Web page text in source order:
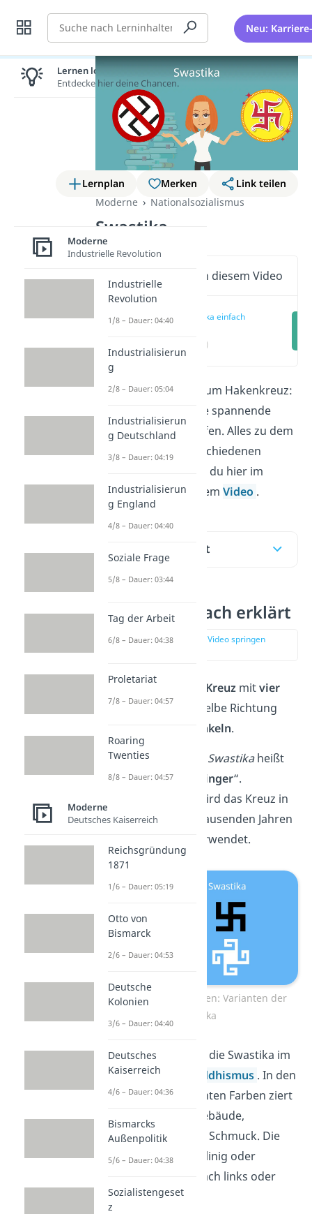
Suche Neu:
Lernplan Merken
Link teilen
Moderne
Nationalsozialismus
Swastika
Wichtige Inhalte in diesem Video
Swastika einfach
(00:17)
Vom Glückssymbol zum Hakenkreuz:
hat eine spannende
Geschichte durchlaufen. Alles zu dem
Symbol und den verschiedenen
Bedeutungen findest du hier im
Beitrag und in unserem Video .
Inhaltsübersicht
Swastika einfach erklärt
zur Stelle im Video springen
EineSwastika Kreuzmitvier
gleichlangen, in dieselbe Richtung
Schenkeln.
Das altindische Wort Swastikaheißt
so viel wie „Glücksbringer“.
Dementsprechend wird das Kreuz in
vielen Kulturen seit tausenden Jahren
verwendet.
Zu Aufklärungszwecken: Varianten der
Swastika
Besonders beliebt ist die Swastika im
Hinduismusund Buddhismus . In den
verschiedensten, bunten Farben ziert
das Glückssymbol Gebäude,
Kleidungsstücke und Schmuck. Die
Swastika kann geradlinig oder
verschnörkelt und nach links oder
rechts gerichtet sein.
Lernen lohnt sich!
Entdecke hier deine Chancen.
Moderne
Industrielle Revolution
Industrielle
Revolution
1/8 – Dauer: 04:40
Industrialisierun
g
2/8 – Dauer: 05:04
Industrialisierun
g Deutschland
3/8 – Dauer: 04:19
Industrialisierun
g England
4/8 – Dauer: 04:40
Soziale Frage
5/8 – Dauer: 03:44
Tag der Arbeit
6/8 – Dauer: 04:38
Proletariat
7/8 – Dauer: 04:57
Roaring
Twenties
8/8 – Dauer: 04:57
Moderne
Deutsches Kaiserreich
Reichsgründung
1871
1/6 – Dauer: 05:19
Otto von
Bismarck
2/6 – Dauer: 04:53
Deutsche
Kolonien
3/6 – Dauer: 04:40
Deutsches
Kaiserreich
4/6 – Dauer: 04:36
Bismarcks
Außenpolitik
5/6 – Dauer: 04:38
Sozialistengeset
z